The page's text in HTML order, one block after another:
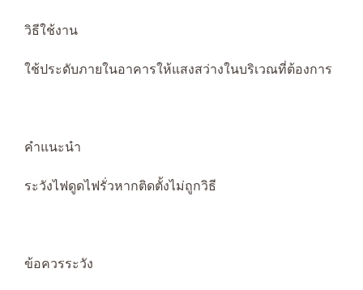
วิธีใช้งาน
ใช้ประดับภายในอาคารให้แสงสว่างในบริเวณที่ต้องการ
คำแนะนำ
ระวังไฟดูดไฟรั่วหากติดตั้งไม่ถูกวิธี
ข้อควรระวัง